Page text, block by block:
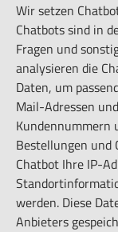
Wir setzen
Chatbots sind in
Fragen und
analysieren die
Daten, um
Mail-Adressen
Kundennummern
Bestellungen und
Chatbot Ihre IP-
werden. Diese
Anbieters